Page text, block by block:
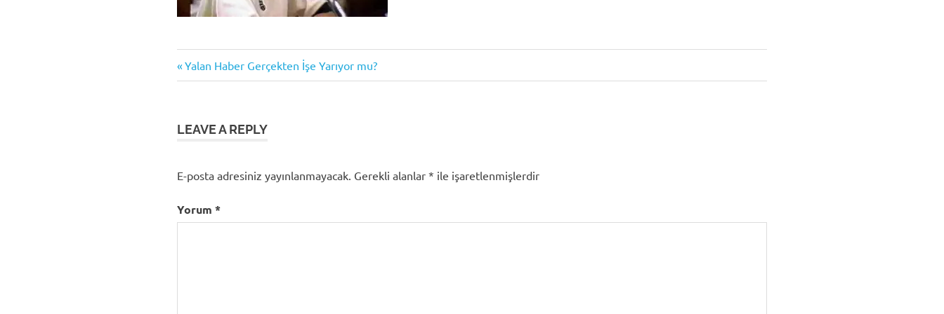
Yazı
Previous
Post:
Yalan Haber Gerçekten İşe Yarıyor mu?
LEAVE A REPLY
E-posta adresiniz yayınlanmayacak. Gerekli alanlar * ile işaretlenmişlerdir
Yorum *